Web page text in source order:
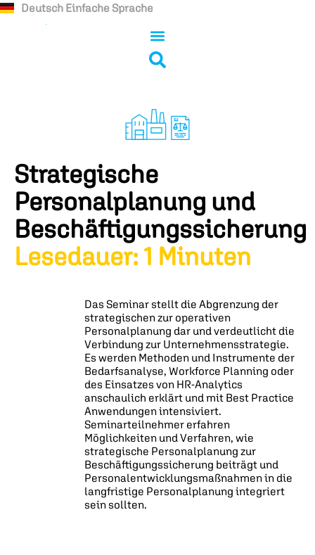
Deutsch Einfache Sprache
Strategische
Personalplanung und
Beschäftigungssicherung
Lesedauer: 1 Minuten
Das Seminar stellt die Abgrenzung der
strategischen zur operativen
Personalplanung dar und verdeutlicht die
Verbindung zur Unternehmensstrategie.
Es werden Methoden und Instrumente der
Bedarfsanalyse, Workforce Planning oder
des Einsatzes von HR-Analytics
anschaulich erklärt und mit Best Practice
Anwendungen intensiviert.
Seminarteilnehmer erfahren
Möglichkeiten und Verfahren, wie
strategische Personalplanung zur
Beschäftigungssicherung beiträgt und
Personalentwicklungsmaßnahmen in die
langfristige Personalplanung integriert
sein sollten.